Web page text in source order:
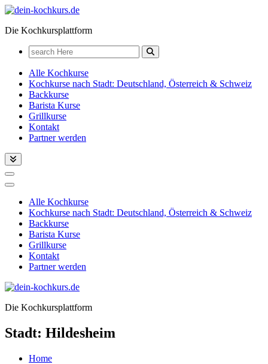
Zum
springen
Die Kochkursplattform
Search
for:
Alle Kochkurse
Kochkurse nach Stadt: Deutschland, Österreich & Schweiz
Backkurse
Barista Kurse
Grillkurse
Kontakt
Partner werden
Alle Kochkurse
Kochkurse nach Stadt: Deutschland, Österreich & Schweiz
Backkurse
Barista Kurse
Grillkurse
Kontakt
Partner werden
Die Kochkursplattform
Stadt: Hildesheim
Home